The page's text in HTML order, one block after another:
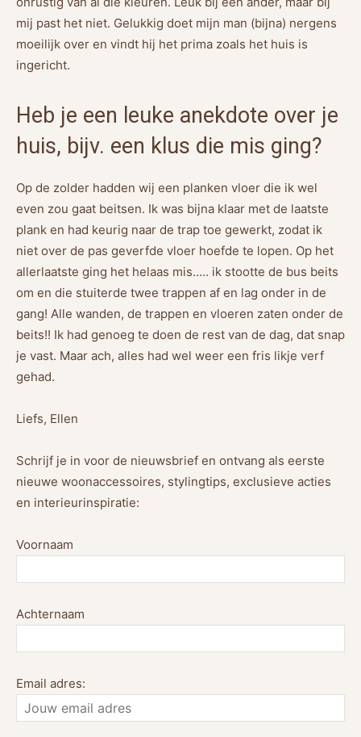
mij past het niet. Gelukkig doet mijn man (bijna) nergens
moeilijk over en vindt hij het prima zoals het huis is
ingericht.
Heb je een leuke anekdote over je
huis, bijv. een klus die mis ging?
Op de zolder hadden wij een planken vloer die ik wel
even zou gaat beitsen. Ik was bijna klaar met de laatste
plank en had keurig naar de trap toe gewerkt, zodat ik
niet over de pas geverfde vloer hoefde te lopen. Op het
allerlaatste ging het helaas mis….. ik stootte de bus beits
om en die stuiterde twee trappen af en lag onder in de
gang! Alle wanden, de trappen en vloeren zaten onder de
beits!! Ik had genoeg te doen de rest van de dag, dat snap
je vast. Maar ach, alles had wel weer een fris likje verf
gehad.
Liefs, Ellen
Schrijf je in voor de nieuwsbrief en ontvang als eerste
nieuwe woonaccessoires, stylingtips, exclusieve acties
en interieurinspiratie:
Voornaam
Achternaam
Email adres: